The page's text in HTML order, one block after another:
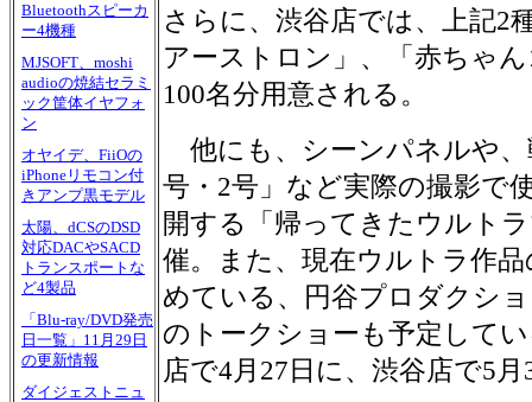
Bluetoothスピーカ
ー4機種
MJSOFT、moshi
audioの焼結セラミ
ック筐体イヤフォ
ン
オヤイデ、FiiOの
iPhoneリモコン付
きアンプ黒モデル
太陽、dCSのDSD
対応DACやSACD
トランスポートな
ど4製品
「Blu-ray/DVD発売
日一覧」11月29日
の更新情報
ダイジェストニュ
さらに、渋谷店では、上記2
アーストロン」、「赤ちゃ
100名分用意される。
他にも、シーンパネルや、
号・2号」など実際の撮影で
開する「帰ってきたウルト
催。また、現在ウルトラ作
めている、円谷プロダクシ
のトークショーも予定して
店で4月27日に、渋谷店で5